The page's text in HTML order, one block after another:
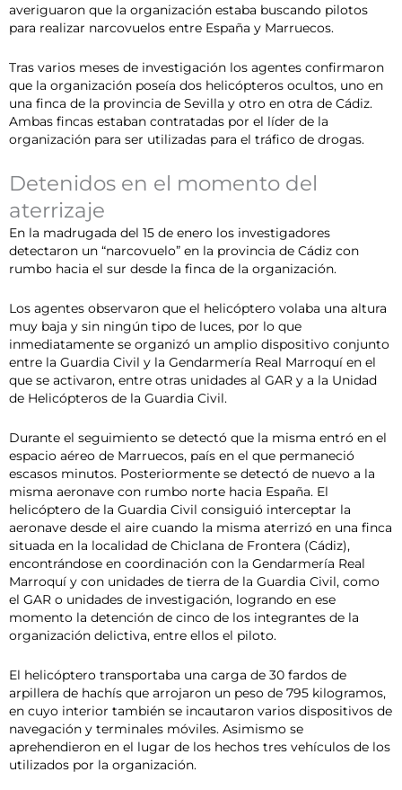
averiguaron que la organización estaba buscando pilotos
para realizar narcovuelos entre España y Marruecos.
Tras varios meses de investigación los agentes confirmaron
que la organización poseía dos helicópteros ocultos, uno en
una finca de la provincia de Sevilla y otro en otra de Cádiz.
Ambas fincas estaban contratadas por el líder de la
organización para ser utilizadas para el tráfico de drogas.
Detenidos en el momento del
aterrizaje
En la madrugada del 15 de enero los investigadores
detectaron un “narcovuelo” en la provincia de Cádiz con
rumbo hacia el sur desde la finca de la organización.
Los agentes observaron que el helicóptero volaba una altura
muy baja y sin ningún tipo de luces, por lo que
inmediatamente se organizó un amplio dispositivo conjunto
entre la Guardia Civil y la Gendarmería Real Marroquí en el
que se activaron, entre otras unidades al GAR y a la Unidad
de Helicópteros de la Guardia Civil.
Durante el seguimiento se detectó que la misma entró en el
espacio aéreo de Marruecos, país en el que permaneció
escasos minutos. Posteriormente se detectó de nuevo a la
misma aeronave con rumbo norte hacia España. El
helicóptero de la Guardia Civil consiguió interceptar la
aeronave desde el aire cuando la misma aterrizó en una finca
situada en la localidad de Chiclana de Frontera (Cádiz),
encontrándose en coordinación con la Gendarmería Real
Marroquí y con unidades de tierra de la Guardia Civil, como
el GAR o unidades de investigación, logrando en ese
momento la detención de cinco de los integrantes de la
organización delictiva, entre ellos el piloto.
El helicóptero transportaba una carga de 30 fardos de
arpillera de hachís que arrojaron un peso de 795 kilogramos,
en cuyo interior también se incautaron varios dispositivos de
navegación y terminales móviles. Asimismo se
aprehendieron en el lugar de los hechos tres vehículos de los
utilizados por la organización.